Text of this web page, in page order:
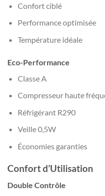
Confort ciblé
Performance optimisée
Température idéale
Eco-Performance
Classe A
Compresseur haute
Réfrigérant R290
Veille 0,5W
Économies garanties
Confort d’Utilisation
Double Contrôle